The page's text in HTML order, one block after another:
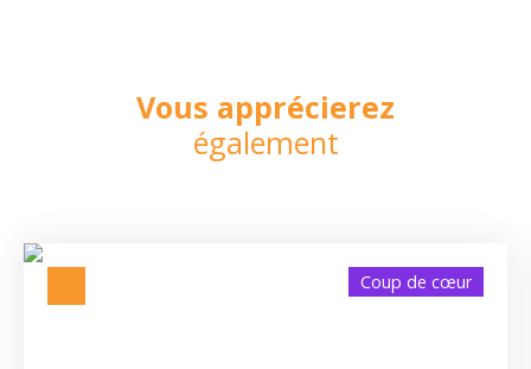
Vous apprécierez
également
Coup de cœur